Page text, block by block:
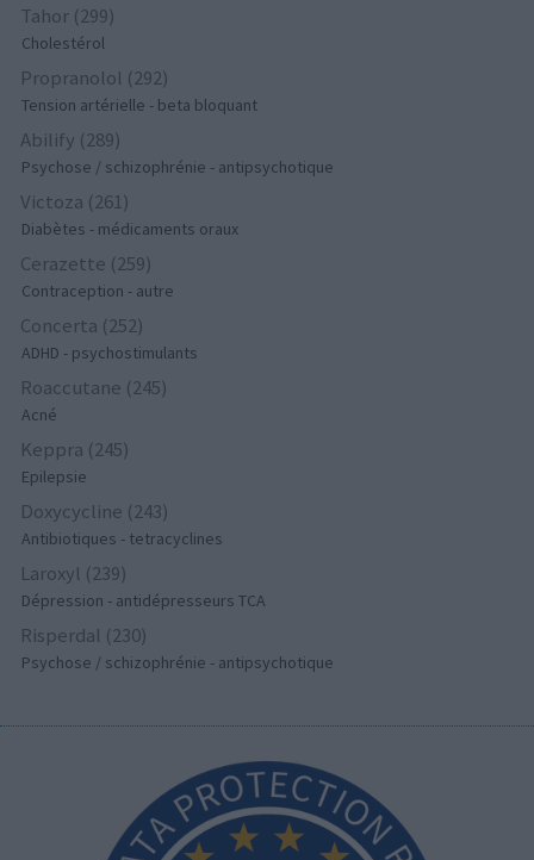
Tahor (299)
Cholestérol
Propranolol (292)
Tension artérielle - beta bloquant
Abilify (289)
Psychose / schizophrénie - antipsychotique
Victoza (261)
Diabètes - médicaments oraux
Cerazette (259)
Contraception - autre
Concerta (252)
ADHD - psychostimulants
Roaccutane (245)
Acné
Keppra (245)
Epilepsie
Doxycycline (243)
Antibiotiques - tetracyclines
Laroxyl (239)
Dépression - antidépresseurs TCA
Risperdal (230)
Psychose / schizophrénie - antipsychotique